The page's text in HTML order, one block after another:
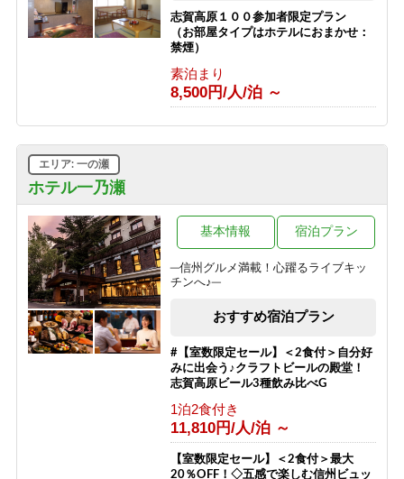
志賀高原１００参加者限定プラン
（お部屋タイプはホテルにおまかせ：
禁煙）
素泊まり
8,500円/人/泊 ～
ホテル一乃瀬
エリア: 一の瀬
─信州グルメ満載！心躍るライブキッ
チンへ♪─
基本情報 宿泊プラン
おすすめ宿泊プラン
#【室数限定セール】＜2食付＞自分好
みに出会う♪クラフトビールの殿堂！
志賀高原ビール3種飲み比べG
1泊2食付き
11,810円/人/泊 ～
【室数限定セール】＜2食付＞最大
20％OFF！◇五感で楽しむ信州ビュッ